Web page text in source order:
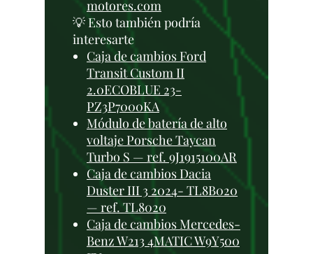
motores.com
💡 Esto también podría
interesarte
Caja de cambios Ford
Transit Custom II
2.0ECOBLUE 23-
PZ3P7000KA
Módulo de batería de alto
voltaje Porsche Taycan
Turbo S — ref. 9J1915100AR
Caja de cambios Dacia
Duster III 3 2024- TL8B020
— ref. TL8020
Caja de cambios Mercedes-
Benz W213 4MATIC W9Y500